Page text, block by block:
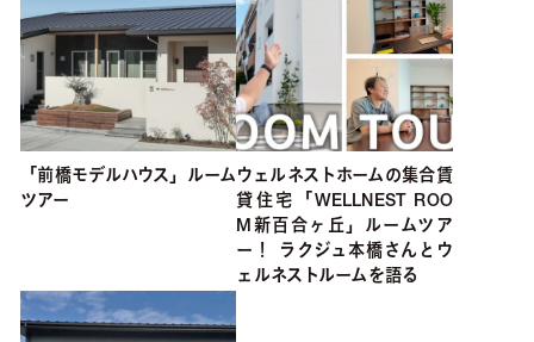
「前橋モデルハウス」ルーム
ツアー
ウェルネストホームの集合賃
貸住宅「WELLNEST ROO
M新百合ヶ丘」ルームツア
ー！ ラクジュ本橋さんとウ
ェルネストルームを語る